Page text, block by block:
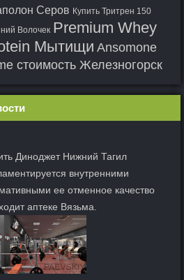
Серов Купить Тритрен 150
Волочек Premium Whey
Мытищи Ansomone
стоимость Железногорск
Диноджет Нижний Тагил
внутренними
ее отменное качество
аптеке Вязьма.